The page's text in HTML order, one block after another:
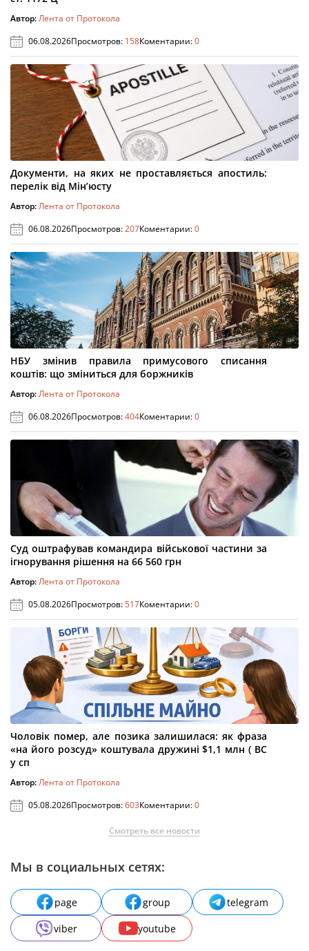
Автор:Лента от Протокола
06.08.2026Просмотров: 158Коментарии:0
Документи, на яких не проставляється апостиль:
перелік від Мін’юсту
Автор:Лента от Протокола
06.08.2026Просмотров:207Коментарии:0
НБУ змінив правила примусового списання
коштів: що зміниться для боржників
Автор:Лента от Протокола
06.08.2026Просмотров:404Коментарии:0
Суд оштрафував командира військової частини за
ігнорування рішення на 66 560 грн
Автор:Лента от Протокола
05.08.2026Просмотров:517Коментарии:0
Чоловік помер, але позика залишилася: як фраза
«на його розсуд» коштувала дружині $1,1 млн ( ВС
у сп
Автор:Лента от Протокола
05.08.2026Просмотров:603Коментарии:0
Смотреть все новости
Мы в социальных сетях:
page group
telegram
viber
youtube